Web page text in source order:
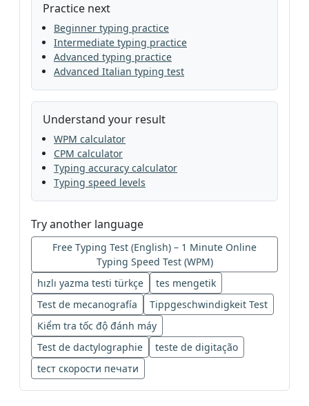
Practice next
Beginner typing practice
Intermediate typing practice
Advanced typing practice
Advanced Italian typing test
Understand your result
WPM calculator
CPM calculator
Typing accuracy calculator
Typing speed levels
Try another language
Free Typing Test (English) – 1 Minute Online
Typing Speed Test (WPM)
hızlı yazma testi türkçe
tes mengetik
Test de mecanografía
Tippgeschwindigkeit Test
Kiểm tra tốc độ đánh máy
Test de dactylographie
teste de digitação
tест скорости печати